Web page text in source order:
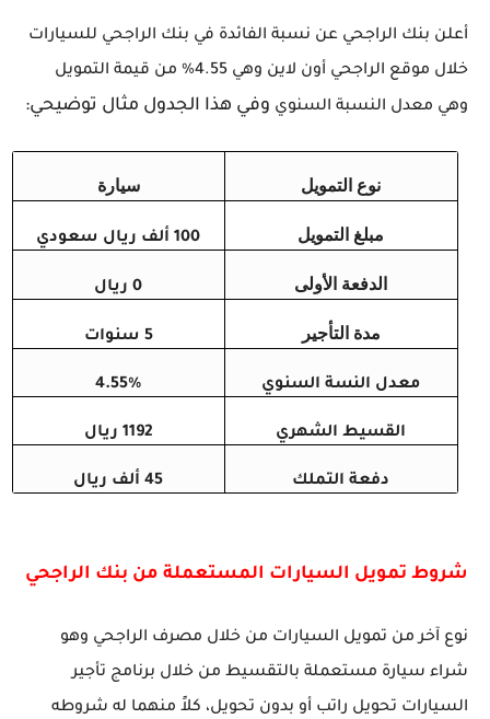
أعلن بنك الراجحي عن نسبة الفائدة في بنك الراجحي للسيارات
خلال موقع الراجحي أون لاين وهي 4.55% من قيمة التمويل
وهي معدل النسبة السنوي وفي هذا الجدول مثال توضيحي:
نوع التمويل سيارة
مبلغ التمويل 100 ألف ريال سعودي
الدفعة الأولى 0 ريال
مدة التأجير 5 سنوات
معدل النسة السنوي 4.55%
القسيط الشهري 1192 ريال
دفعة التملك 45 ألف ريال
شروط تمويل السيارات المستعملة من بنك الراجحي
نوع آخر من تمويل السيارات من خلال مصرف الراجحي وهو
شراء سيارة مستعملة بالتقسيط من خلال برنامج تأجير
السيارات تحويل راتب أو بدون تحويل، كلاً منهما له شروطه